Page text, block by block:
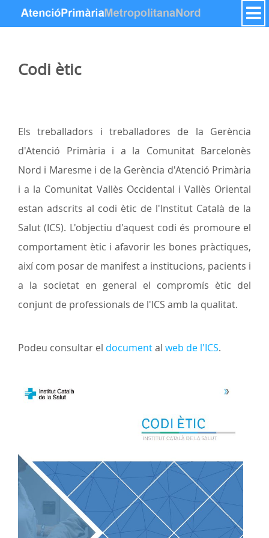
Ugrás a tartalomhoz
Codi ètic
Els treballadors i treballadores de la Gerència
d'Atenció Primària i a la Comunitat Barcelonès
Nord i Maresme i de la Gerència d'Atenció Primària
i a la Comunitat Vallès Occidental i Vallès Oriental
estan adscrits al codi ètic de l'Institut Català de la
Salut (ICS). L'objectiu d'aquest codi és promoure el
comportament ètic i afavorir les bones pràctiques,
així com posar de manifest a institucions, pacients i
a la societat en general el compromís ètic del
conjunt de professionals de l'ICS amb la qualitat.
Podeu consultar el documental web de l'ICS.